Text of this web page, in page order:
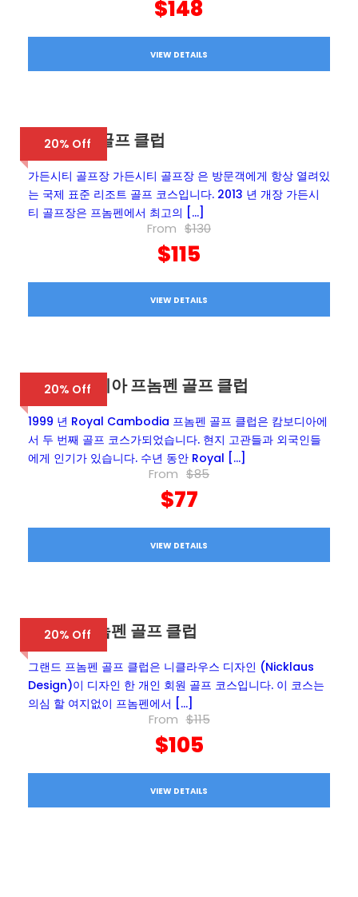
$148
VIEW DETAILS
20% Off
가든 시티 골프 클럽
가든시티 골프장 가든시티 골프장 은 방문객에게 항상 열려있
는 국제 표준 리조트 골프 코스입니다. 2013 년 개장 가든시
티 골프장은 프놈펜에서 최고의 […]
From $130
$115
VIEW DETAILS
20% Off
로얄 캄보디아 프놈펜 골프 클럽
1999 년 Royal Cambodia 프놈펜 골프 클럽은 캄보디아에
서 두 번째 골프 코스가되었습니다. 현지 고관들과 외국인들
에게 인기가 있습니다. 수년 동안 Royal […]
From $85
$77
VIEW DETAILS
20% Off
그랜드 프놈펜 골프 클럽
그랜드 프놈펜 골프 클럽은 니클라우스 디자인 (Nicklaus
Design)이 디자인 한 개인 회원 골프 코스입니다. 이 코스는
의심 할 여지없이 프놈펜에서 […]
From $115
$105
VIEW DETAILS